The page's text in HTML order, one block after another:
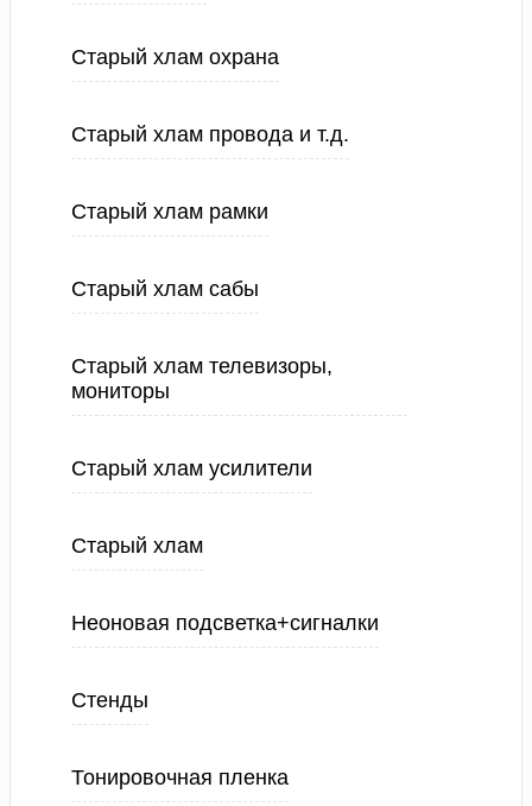
Старый хлам охрана
Старый хлам провода и т.д.
Старый хлам рамки
Старый хлам сабы
Старый хлам телевизоры,
мониторы
Старый хлам усилители
Старый хлам
Неоновая подсветка+сигналки
Стенды
Тонировочная пленка